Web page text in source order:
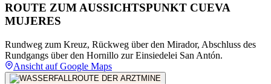
ROUTE ZUM AUSSICHTSPUNKT CUEVA
MUJERES
Rundweg zum Kreuz, Rückweg über den Mirador, Abschluss des
Rundgangs über den Hornillo zur Einsiedelei San Antón.
Ansicht auf Google Maps